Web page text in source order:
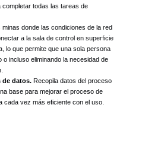
completar todas las tareas de
minas donde las condiciones de la red
a la sala de control en superficie
lo que permite que una sola persona
incluso eliminando la necesidad de
de datos. Recopila datos del proceso
base para mejorar el proceso de
cada vez más eficiente con el uso.